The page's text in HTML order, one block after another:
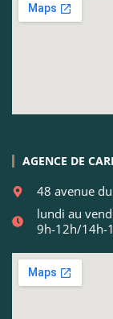
AGENCE DE
48 avenue
lundi au
9h-12h/14h-